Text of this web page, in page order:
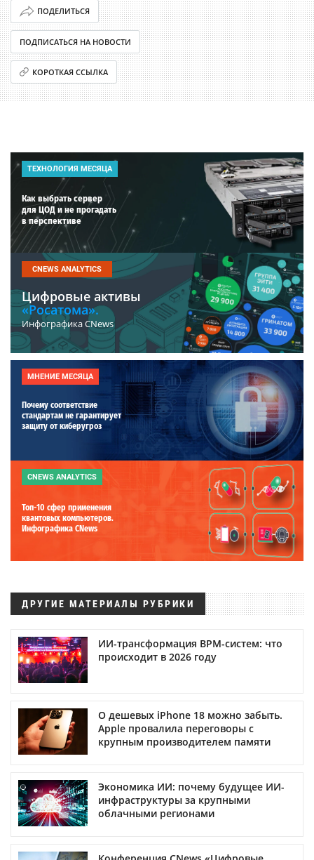
ПОДЕЛИТЬСЯ
ПОДПИСАТЬСЯ НА НОВОСТИ
КОРОТКАЯ ССЫЛКА
ТЕХНОЛОГИЯ МЕСЯЦА
Как выбрать сервер
для ЦОД и не прогадать
в перспективе
CNEWS ANALYTICS
Цифровые активы
«Росатома».
Инфографика CNews
МНЕНИЕ МЕСЯЦА
Почему соответствие
стандартам не гарантирует
защиту от киберугроз
CNEWS ANALYTICS
Топ-10 сфер применения
квантовых компьютеров.
Инфографика CNews
ДРУГИЕ МАТЕРИАЛЫ РУБРИКИ
ИИ-трансформация BPM-систем: что
происходит в 2026 году
О дешевых iPhone 18 можно забыть.
Apple провалила переговоры с
крупным производителем памяти
Экономика ИИ: почему будущее ИИ-
инфраструктуры за крупными
облачными регионами